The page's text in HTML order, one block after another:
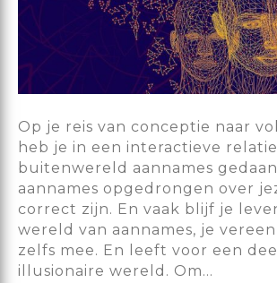
Op je reis van conceptie naar
heb je in een interactieve
buitenwereld aannames
aannames opgedrongen over
correct zijn. En vaak blijf je
wereld van aannames, je
zelfs mee. En leeft voor een
illusionaire wereld. Om…